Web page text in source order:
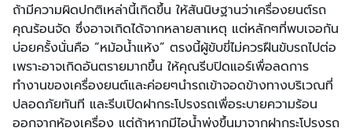
ถ้ามีความผิดปกติเหล่านี้เกิดขึ้น ให้สันนิษฐานว่าเครื่องยนต์รถ
คุณร้อนจัด ซึ่งอาจเกิดได้จากหลายสาเหตุ แต่หลักๆที่พบเจอกัน
บ่อยครั้งนั่นคือ “หม้อน้ำแห้ง” ตรงนี้ผู้ขับขี่ไม่ควรฝืนขับรถไปต่อ
เพราะอาจเกิดอันตรายมากขึ้น ให้คุณรีบปิดแอร์เพื่อลดการ
ทำงานของเครื่องยนต์และค่อยๆนำรถเข้าจอดข้างทางบริเวณที่
ปลอดภัยทันที และรีบเปิดฝากระโปรงรถเพื่อระบายความร้อน
ออกจากห้องเครื่อง แต่ถ้าหากมีไอน้ำพุ่งขึ้นมาจากฝากระโปรงรถ